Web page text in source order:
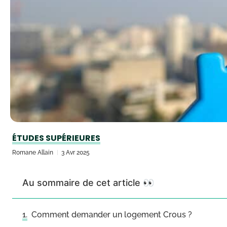
ÉTUDES SUPÉRIEURES
Romane Allain 3 Avr 2025
Au sommaire de cet article 👀
Comment demander un logement Crous ?